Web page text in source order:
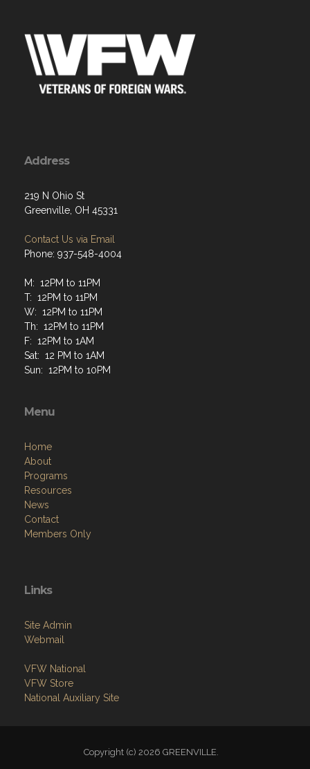
Address
219 N Ohio St
Greenville, OH 45331
Contact Us via Email
Phone: 937-548-4004
M: 12PM to 11PM
T: 12PM to 11PM
W: 12PM to 11PM
Th: 12PM to 11PM
F: 12PM to 1AM
Sat: 12 PM to 1AM
Sun: 12PM to 10PM
Menu
Home
About
Programs
Resources
News
Contact
Members Only
Links
Site Admin
Webmail
VFW National
VFW Store
National Auxiliary Site
Copyright (c) 2026 GREENVILLE.